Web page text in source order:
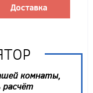
Доставка
комнаты,